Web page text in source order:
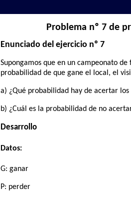
Problema nº 7 de
Enunciado del ejercicio nº 7
Supongamos que en un campeonato
probabilidad de que gane el local, el
a) ¿Qué probabilidad hay de acertar
b) ¿Cuál es la probabilidad de no
Desarrollo
Datos:
G: ganar
P: perder